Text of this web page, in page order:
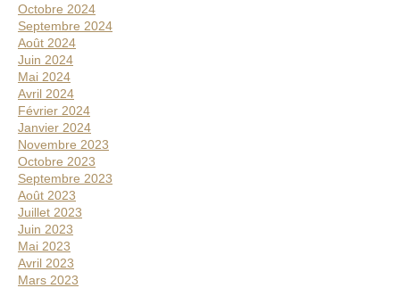
Octobre 2024
Septembre 2024
Août 2024
Juin 2024
Mai 2024
Avril 2024
Février 2024
Janvier 2024
Novembre 2023
Octobre 2023
Septembre 2023
Août 2023
Juillet 2023
Juin 2023
Mai 2023
Avril 2023
Mars 2023